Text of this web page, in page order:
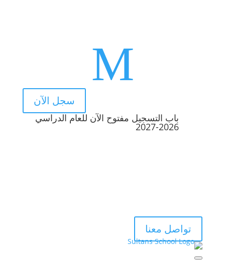
M
سجل الآن
باب التسجيل مفتوح الآن للعام الدراسي
2026-2027
تواصل معنا